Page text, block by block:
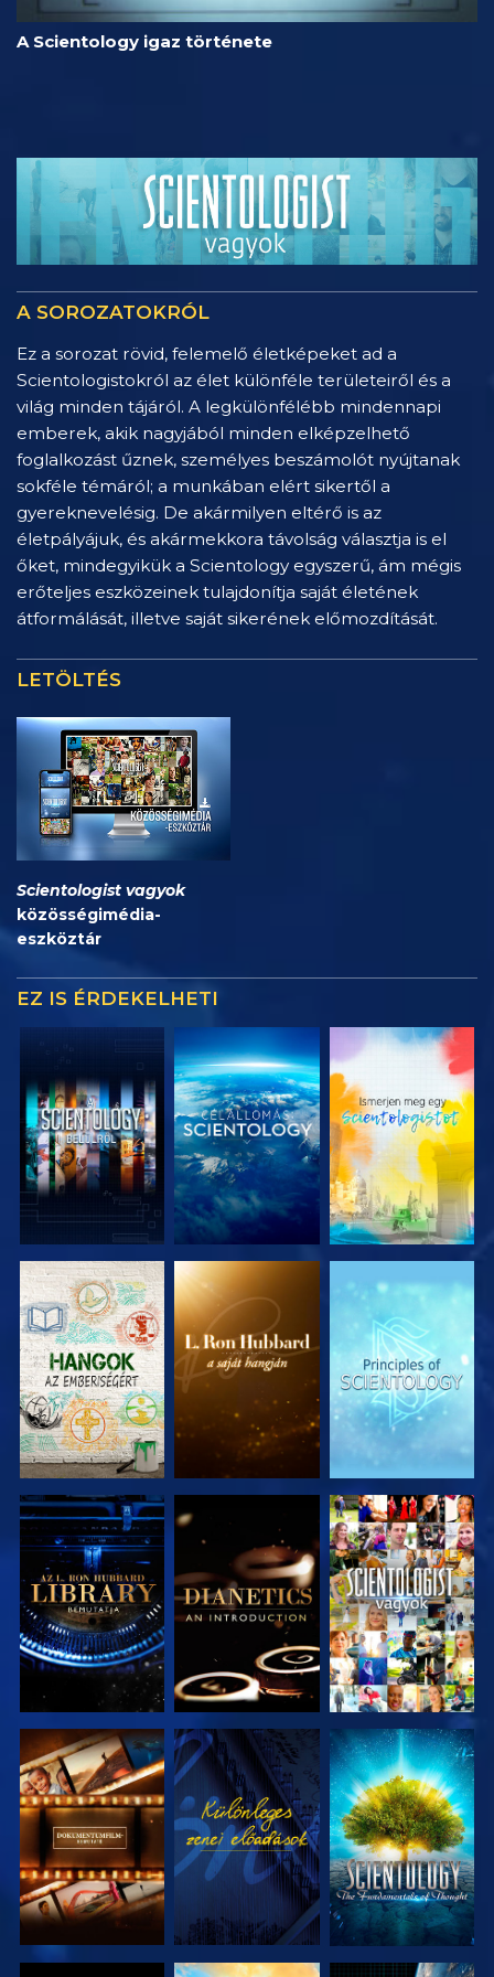
A Scientology igaz története
A SOROZATOKRÓL
Ez a sorozat rövid, felemelő életképeket ad a
Scientologistokról az élet különféle területeiről és a
világ minden tájáról. A legkülönfélébb mindennapi
emberek, akik nagyjából minden elképzelhető
foglalkozást űznek, személyes beszámolót nyújtanak
sokféle témáról; a munkában elért sikertől a
gyereknevelésig. De akármilyen eltérő is az
életpályájuk, és akármekkora távolság választja is el
őket, mindegyikük a Scientology egyszerű, ám mégis
erőteljes eszközeinek tulajdonítja saját életének
átformálását, illetve saját sikerének előmozdítását.
LETÖLTÉS
Scientologist vagyok
közösségimédia-
eszköztár
EZ IS ÉRDEKELHETI
A SOROZAT
RÉSZEI
A SOROZAT
RÉSZEI
A SOROZAT
RÉSZEI
A SOROZAT
RÉSZEI
A SOROZAT
RÉSZEI
MŰSORNÉZÉS
A SOROZAT
RÉSZEI
MŰSORNÉZÉS
A SOROZAT
RÉSZEI